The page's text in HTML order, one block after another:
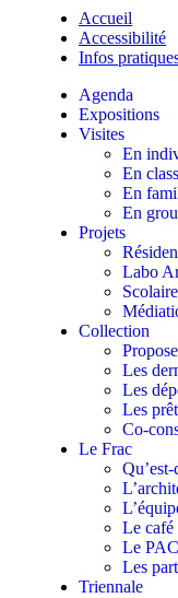
Accueil
Accessibilité
Infos
Agenda
Expositions
Visites
En
En
En
En
Projets
Labo
Collection
Les
Les
Les
Co-
Le Frac
Le café
Le PAC
Les
Triennale